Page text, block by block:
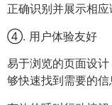
正确识别并展示相应
④. 用户体验友好
易于浏览的页面设
够快速找到需要的信